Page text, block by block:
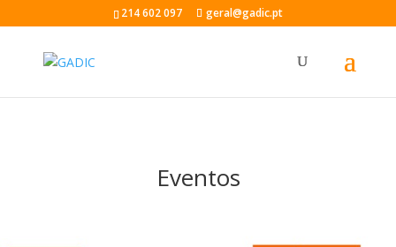
214 602 097 geral@gadic.pt
Eventos